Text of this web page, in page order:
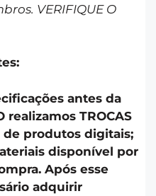
VERIFIQUE O
antes da
realizamos TROCAS
de produtos digitais;
disponível por
Após esse
adquirir